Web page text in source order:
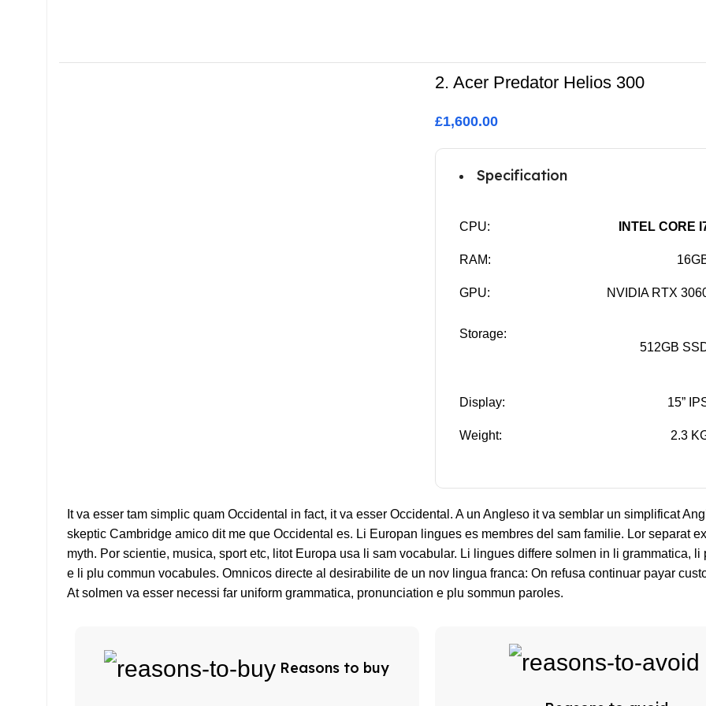
2. Acer Predator Helios 300
£1,600.00
Specification
CPU: INTEL CORE
RAM:
GPU: NVIDIA RTX
Storage:
512GB
Display: 15”
Weight: 2.3
It va esser tam simplic quam Occidental in fact, it va esser Occidental. A un Angleso it va semblar un simplificat
skeptic Cambridge amico dit me que Occidental es. Li Europan lingues es membres del sam familie. Lor separat
myth. Por scientie, musica, sport etc, litot Europa usa li sam vocabular. Li lingues differe solmen in li grammatica, li
e li plu commun vocabules. Omnicos directe al desirabilite de un nov lingua franca: On refusa continuar payar
At solmen va esser necessi far uniform grammatica, pronunciation e plu sommun paroles.
Reasons to buy